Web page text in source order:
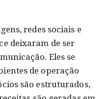
redes sociais e
deixaram de ser
Eles se
de operação
são estruturados,